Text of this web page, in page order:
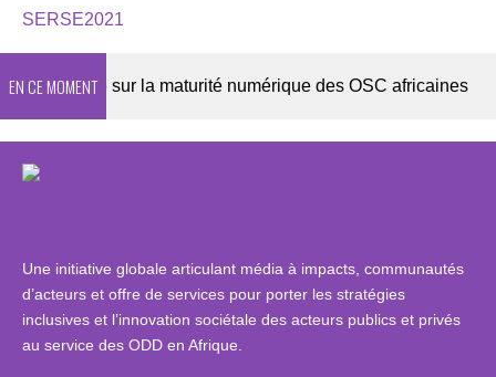
SERSE2021
EN CE MOMENT
2026 sur la maturité numérique des OSC africaines
Une initiative globale articulant média à impacts, communautés
d’acteurs et offre de services pour porter les stratégies
inclusives et l’innovation sociétale des acteurs publics et privés
au service des ODD en Afrique.